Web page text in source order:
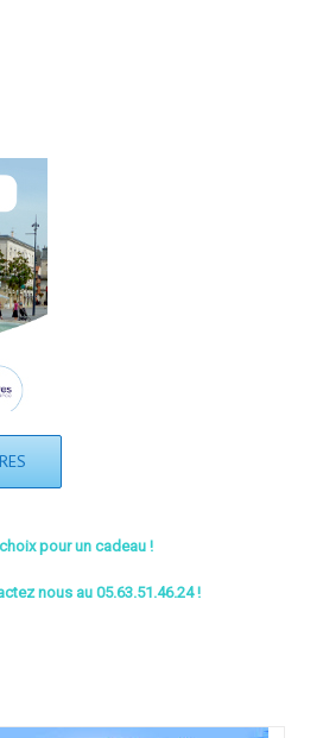
pour un cadeau !
nous au 05.63.51.46.24 !